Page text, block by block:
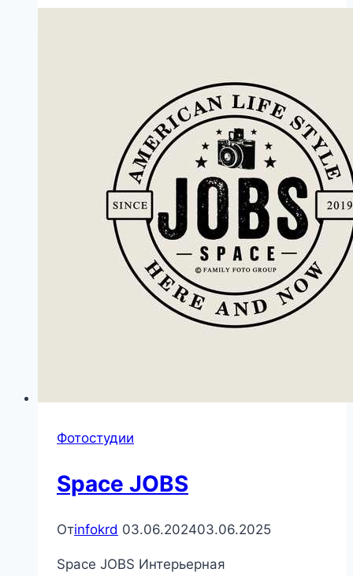
Фотостудии
Space JOBS
Отinfokrd 03.06.202403.06.2025
Space JOBS Интерьерная